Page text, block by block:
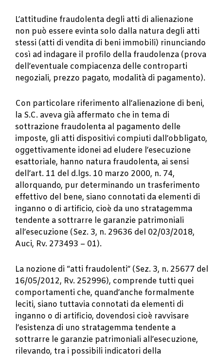
L’attitudine fraudolenta degli atti di alienazione
non può essere evinta solo dalla natura degli atti
stessi (atti di vendita di beni immobili) rinunciando
così ad indagare il profilo della fraudolenza (prova
dell’eventuale compiacenza delle controparti
negoziali, prezzo pagato, modalità di pagamento).
Con particolare riferimento all’alienazione di beni,
la S.C. aveva già affermato che in tema di
sottrazione fraudolenta al pagamento delle
imposte, gli atti dispositivi compiuti dall’obbligato,
oggettivamente idonei ad eludere l’esecuzione
esattoriale, hanno natura fraudolenta, ai sensi
dell’art. 11 del d.lgs. 10 marzo 2000, n. 74,
allorquando, pur determinando un trasferimento
effettivo del bene, siano connotati da elementi di
inganno o di artificio, cioè da uno stratagemma
tendente a sottrarre le garanzie patrimoniali
all’esecuzione (Sez. 3, n. 29636 del 02/03/2018,
Auci, Rv. 273493 – 01).
La nozione di “atti fraudolenti” (Sez. 3, n. 25677 del
16/05/2012, Rv. 252996), comprende tutti quei
comportamenti che, quand’anche formalmente
leciti, siano tuttavia connotati da elementi di
inganno o di artificio, dovendosi cioè ravvisare
l’esistenza di uno stratagemma tendente a
sottrarre le garanzie patrimoniali all’esecuzione,
rilevando, tra i possibili indicatori della